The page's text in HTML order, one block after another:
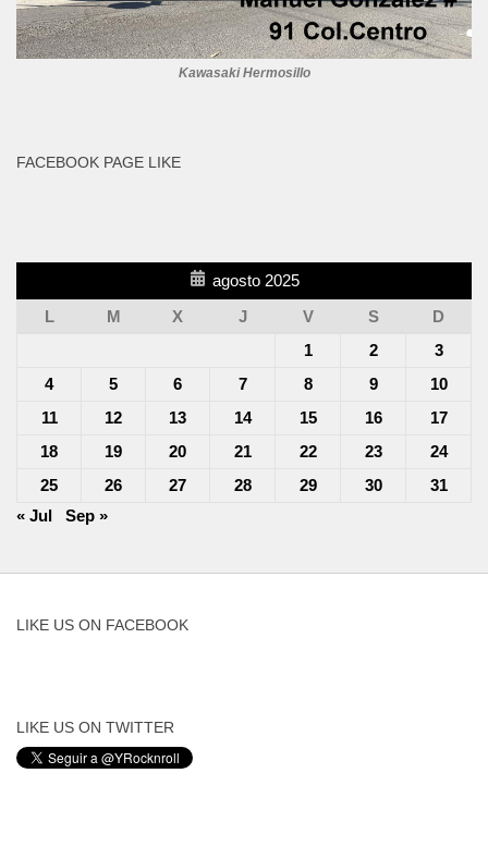
Kawasaki Hermosillo
FACEBOOK PAGE LIKE
agosto 2025
L
M X J V S
D
1
2
3
4
5 6 7 8 9
10
11
12 13 14 15 16
17
18
19 20 21 22 23
24
25
26 27 28 29 30
31
« Jul
Sep »
LIKE US ON FACEBOOK
LIKE US ON TWITTER